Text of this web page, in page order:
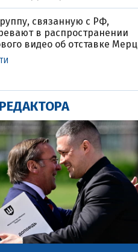
связанную с РФ,
в распространении
видео об отставке